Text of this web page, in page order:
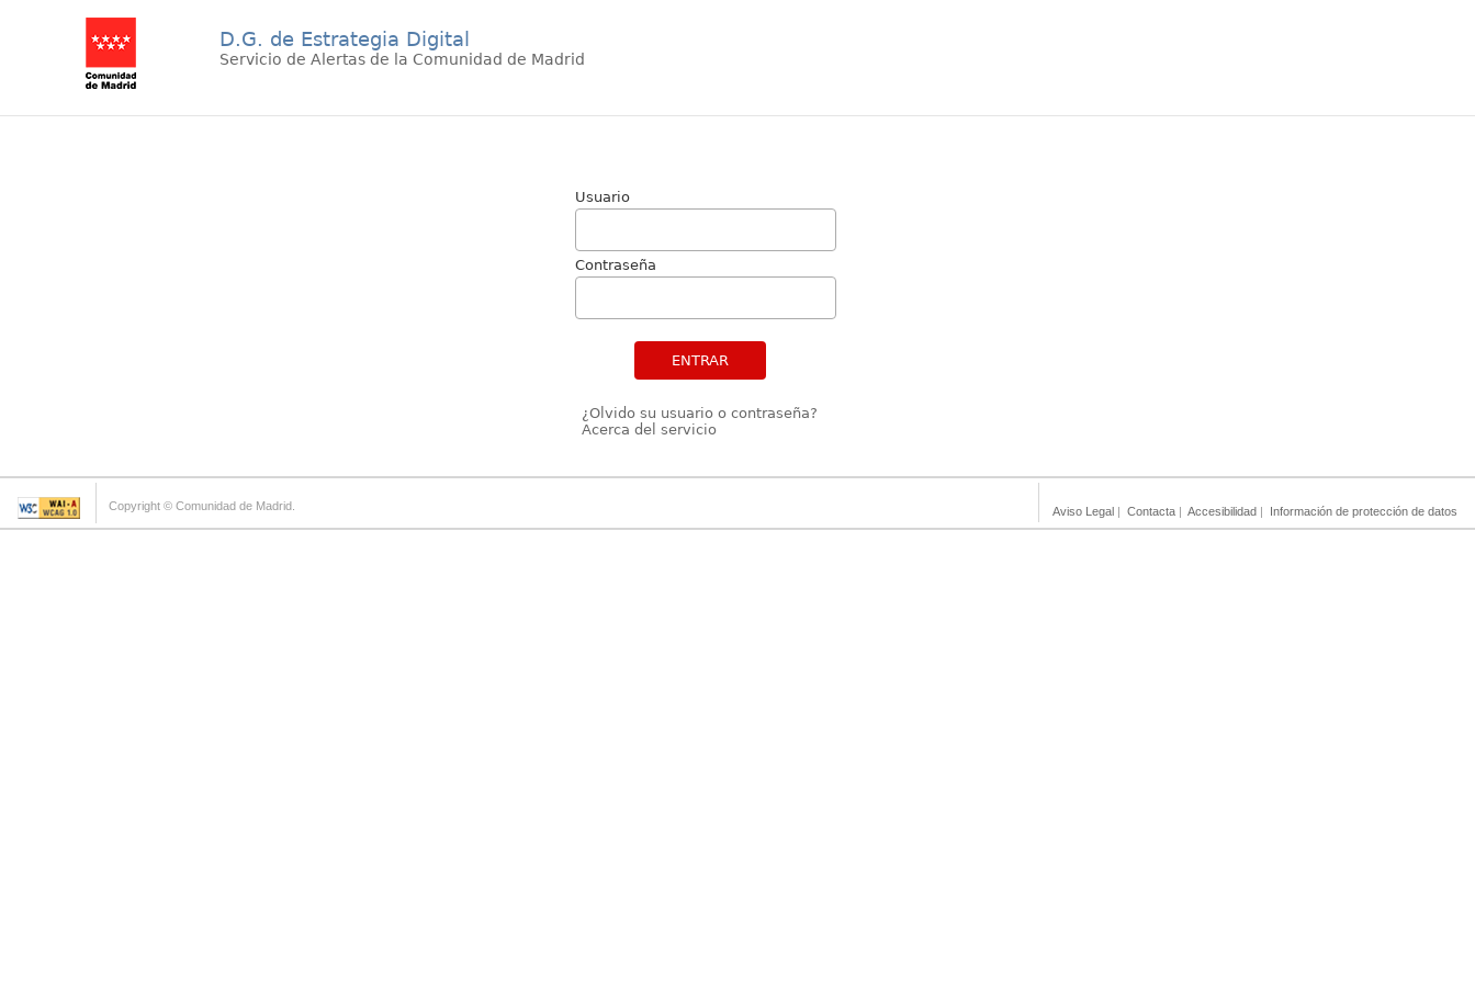
D.G. de Estrategia Digital
Servicio de Alertas de la Comunidad de Madrid
Usuario
Contraseña
ENTRAR
¿Olvido su usuario o contraseña?
Acerca del servicio
Copyright © Comunidad de Madrid. Aviso Legal | Contacta | Accesibilidad | Información de protección de datos